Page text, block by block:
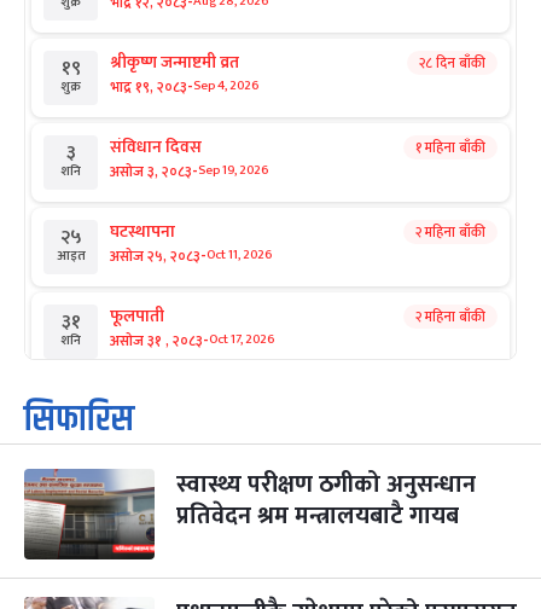
१९
शुक्र
श्रीकृष्ण जन्माष्टमी व्रत
भाद्र १९, २०८३-Sep 4, 2026
२८ दिन बाँकी
३
शनि
संविधान दिवस
असोज ३, २०८३-Sep 19, 2026
१ महिना बाँकी
२५
आइत
घटस्थापना
असोज २५, २०८३-Oct 11, 2026
२ महिना बाँकी
३१
शनि
फूलपाती
असोज ३१ , २०८३-Oct 17, 2026
२ महिना बाँकी
१
आइत
कार्तिक सङ्क्रान्ति
कार्तिक १, २०८३
३
मंगल
महानवमी
कार्तिक ३, २०८३-Oct 20, 2026
२ महिना बाँकी
४
बुध कार्तिक ४, २०८३ Oct 21, 2026
सिफारिस
स्वास्थ्य परीक्षण ठगीको अनुसन्धान
प्रतिवेदन श्रम मन्त्रालयबाटै गायब